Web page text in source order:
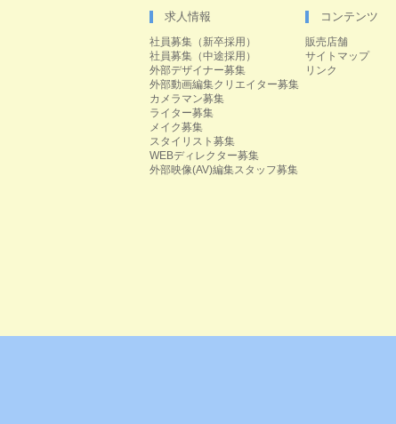
求人情報
社員募集（新卒採用）
社員募集（中途採用）
外部デザイナー募集
外部動画編集クリエイター募集
カメラマン募集
ライター募集
メイク募集
スタイリスト募集
WEBディレクター募集
外部映像(AV)編集スタッフ募集
コンテンツ
販売店舗
サイトマップ
リンク